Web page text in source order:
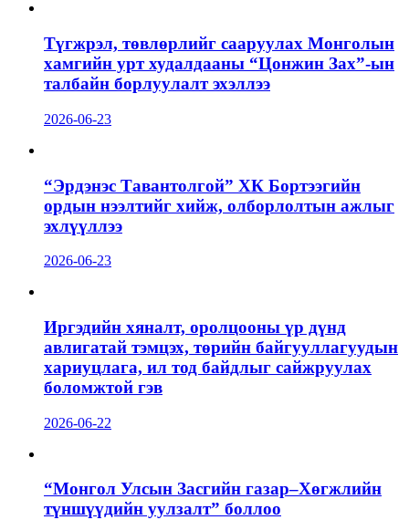
Түгжрэл, төвлөрлийг сааруулах Монголын
хамгийн урт худалдааны “Цонжин Зах”-ын
талбайн борлуулалт эхэллээ
2026-06-23
“Эрдэнэс Тавантолгой” ХК Бортээгийн
ордын нээлтийг хийж, олборлолтын ажлыг
эхлүүллээ
2026-06-23
Иргэдийн хяналт, оролцооны үр дүнд
авлигатай тэмцэх, төрийн байгууллагуудын
хариуцлага, ил тод байдлыг сайжруулах
боломжтой гэв
2026-06-22
“Монгол Улсын Засгийн газар–Хөгжлийн
түншүүдийн уулзалт” боллоо